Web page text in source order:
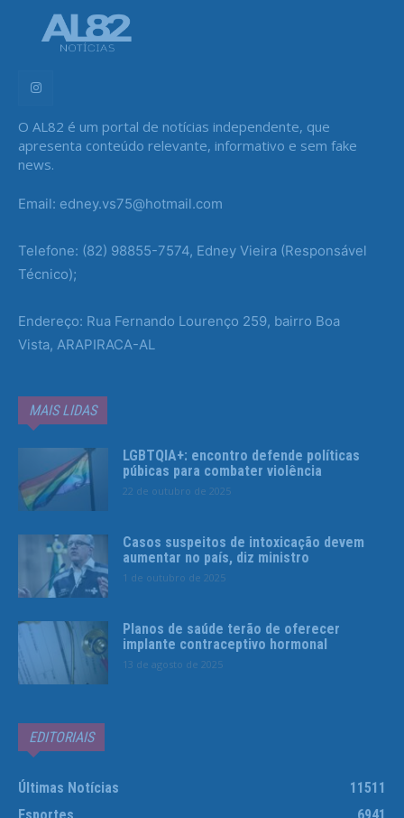
O AL82 é um portal de notícias independente, que
apresenta conteúdo relevante, informativo e sem fake
news.
Email: edney.vs75@hotmail.com
Telefone: (82) 98855-7574, Edney Vieira (Responsável
Técnico);
Endereço: Rua Fernando Lourenço 259, bairro Boa
Vista, ARAPIRACA-AL
MAIS LIDAS
LGBTQIA+: encontro defende políticas
púbicas para combater violência
22 de outubro de 2025
Casos suspeitos de intoxicação devem
aumentar no país, diz ministro
1 de outubro de 2025
Planos de saúde terão de oferecer
implante contraceptivo hormonal
13 de agosto de 2025
EDITORIAIS
Últimas Notícias
11511